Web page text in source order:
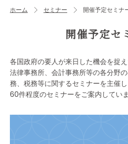
ホーム セミナー 開催予定セミナ
開催予定セ
各国政府の要人が来日した機会を捉え
法律事務所、会計事務所等の各分野
務、税務等に関するセミナーを主催
60件程度のセミナーをご案内していま